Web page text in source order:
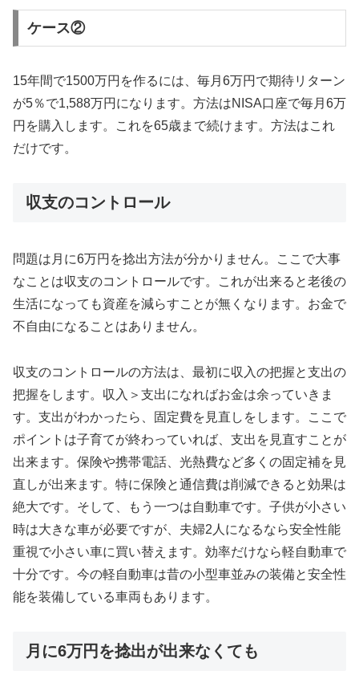
ケース②
15年間で1500万円を作るには、毎月6万円で期待リターン
が5％で1,588万円になります。方法はNISA口座で毎月6万
円を購入します。これを65歳まで続けます。方法はこれ
だけです。
収支のコントロール
問題は月に6万円を捻出方法が分かりません。ここで大事
なことは収支のコントロールです。これが出来ると老後の
生活になっても資産を減らすことが無くなります。お金で
不自由になることはありません。
収支のコントロールの方法は、最初に収入の把握と支出の
把握をします。収入＞支出になればお金は余っていきま
す。支出がわかったら、固定費を見直しをします。ここで
ポイントは子育てが終わっていれば、支出を見直すことが
出来ます。保険や携帯電話、光熱費など多くの固定補を見
直しが出来ます。特に保険と通信費は削減できると効果は
絶大です。そして、もう一つは自動車です。子供が小さい
時は大きな車が必要ですが、夫婦2人になるなら安全性能
重視で小さい車に買い替えます。効率だけなら軽自動車で
十分です。今の軽自動車は昔の小型車並みの装備と安全性
能を装備している車両もあります。
月に6万円を捻出が出来なくても